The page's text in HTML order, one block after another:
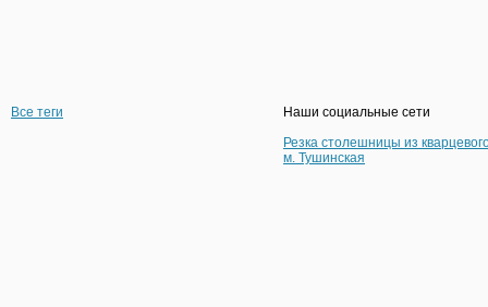
Все теги
Наши социальные сети
Резка столешницы из
м. Тушинская